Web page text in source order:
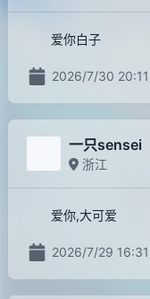
爱你白子
2026/7/30 20:11
一只sensei
浙江
爱你,大可爱
2026/7/29 16:31